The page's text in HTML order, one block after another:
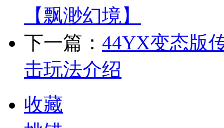
【飘渺幻境】
下一篇： 44YX变态版
击玩法介绍
收藏